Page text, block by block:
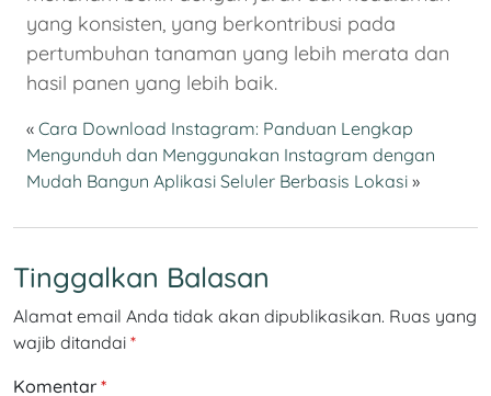
yang konsisten, yang berkontribusi pada
pertumbuhan tanaman yang lebih merata dan
hasil panen yang lebih baik.
« Cara Download Instagram: Panduan Lengkap
Mengunduh dan Menggunakan Instagram dengan
Mudah Bangun Aplikasi Seluler Berbasis Lokasi »
Tinggalkan Balasan
Alamat email Anda tidak akan dipublikasikan. Ruas yang
wajib ditandai *
Komentar *